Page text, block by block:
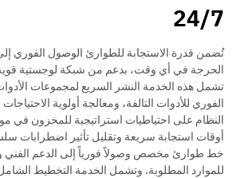
24/7
تُضمن قدرة الاستجابة للطوارئ الوصول الفوري
الحرجة في أي وقت، بدعم من شبكة لوجستية
تشمل هذه الخدمة النشر السريع لمجموعات
الفوري للأدوات التالفة، ومعالجة أولوية
النظام على احتياطيات استراتيجية للمخزون في
أوقات استجابة سريعة وتقليل تأثير اضطرابات
خط طوارئ مخصص وصولاً فورياً إلى الدعم الفني
للموارد المطلوبة. وتشمل الخدمة التخطيط